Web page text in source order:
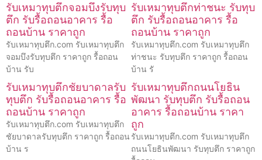
รับเหมาทุบตึกจอมบึงรับทุบ
ตึก รับรื้อถอนอาคาร รื้อ
ถอนบ้าน ราคาถูก
รับเหมาทุบตึก.com รับเหมาทุบตึก
จอมบึงรับทุบตึก ราคาถูก รื้อถอน
บ้าน รับ
รับเหมาทุบตึกท่าชนะ รับทุบ
ตึก รับรื้อถอนอาคาร รื้อ
ถอนบ้าน ราคาถูก
รับเหมาทุบตึก.com รับเหมาทุบตึก
ท่าชนะ รับทุบตึก ราคาถูก รื้อถอน
บ้าน รั
รับเหมาทุบตึกชัยบาดาลรับ
ทุบตึก รับรื้อถอนอาคาร รื้อ
ถอนบ้าน ราคาถูก
รับเหมาทุบตึก.com รับเหมาทุบตึก
ชัยบาดาลรับทุบตึก ราคาถูก รื้อถอน
บ้าน ร
รับเหมาทุบตึกถนนโยธิน
พัฒนา รับทุบตึก รับรื้อถอน
อาคาร รื้อถอนบ้าน ราคา
ถูก
รับเหมาทุบตึก.com รับเหมาทุบตึก
ถนนโยธินพัฒนา รับทุบตึก ราคาถูก